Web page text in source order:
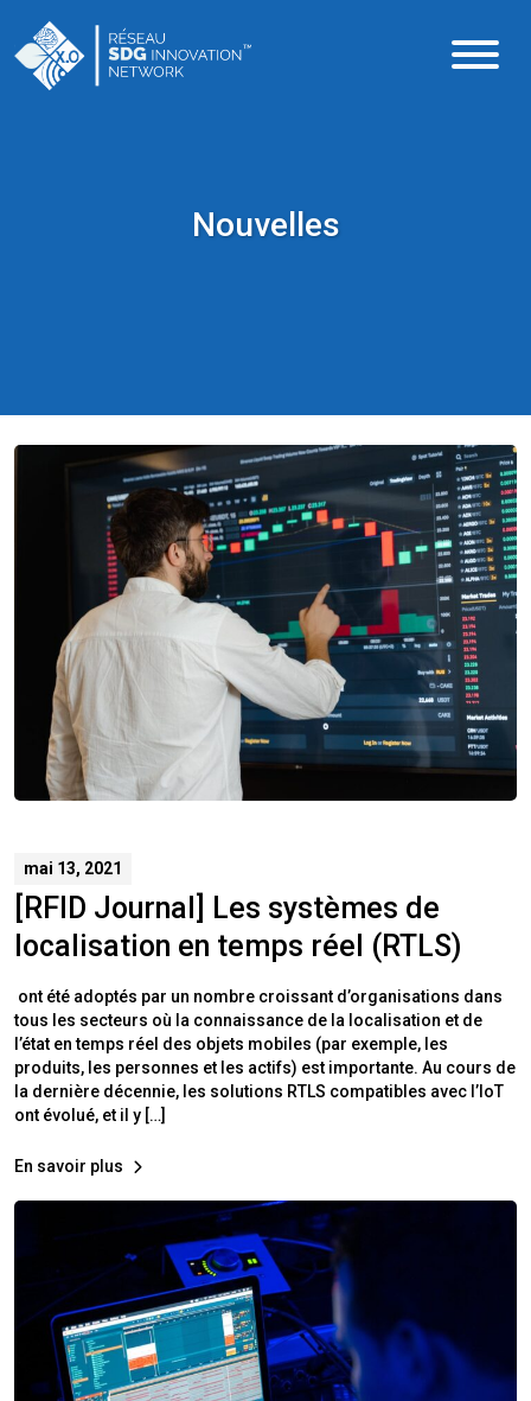
Nouvelles
mai 13, 2021
[RFID Journal] Les systèmes de
localisation en temps réel (RTLS)
ont été adoptés par un nombre croissant d’organisations dans
tous les secteurs où la connaissance de la localisation et de
l’état en temps réel des objets mobiles (par exemple, les
produits, les personnes et les actifs) est importante. Au cours de
la dernière décennie, les solutions RTLS compatibles avec l’IoT
ont évolué, et il y […]
En savoir plus